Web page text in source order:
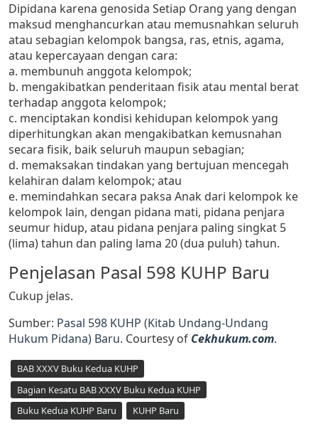
Dipidana karena genosida Setiap Orang yang dengan
maksud menghancurkan atau memusnahkan seluruh
atau sebagian kelompok bangsa, ras, etnis, agama,
atau kepercayaan dengan cara:
a. membunuh anggota kelompok;
b. mengakibatkan penderitaan fisik atau mental berat
terhadap anggota kelompok;
c. menciptakan kondisi kehidupan kelompok yang
diperhitungkan akan mengakibatkan kemusnahan
secara fisik, baik seluruh maupun sebagian;
d. memaksakan tindakan yang bertujuan mencegah
kelahiran dalam kelompok; atau
e. memindahkan secara paksa Anak dari kelompok ke
kelompok lain, dengan pidana mati, pidana penjara
seumur hidup, atau pidana penjara paling singkat 5
(lima) tahun dan paling lama 20 (dua puluh) tahun.
Penjelasan Pasal 598 KUHP Baru
Cukup jelas.
Sumber: Pasal 598 KUHP (Kitab Undang-Undang
Hukum Pidana) Baru. Courtesy of Cekhukum.com.
BAB XXXV Buku Kedua KUHP
Bagian Kesatu BAB XXXV Buku Kedua KUHP
Buku Kedua KUHP Baru
KUHP Baru